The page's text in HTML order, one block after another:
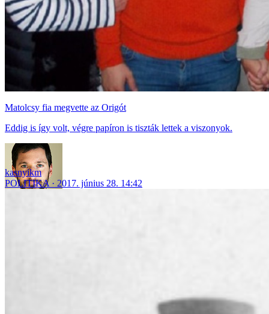
Matolcsy fia megvette az Origót
Eddig is így volt, végre papíron is tiszták lettek a viszonyok.
kasnyikm
POLITIKA
2017. június 28. 14:42